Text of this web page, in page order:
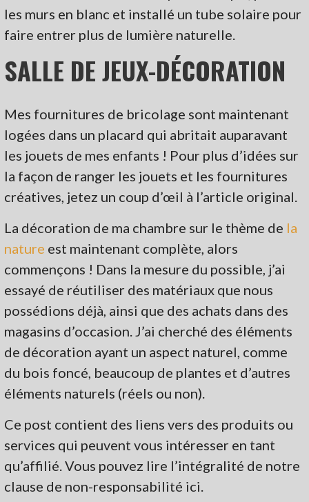
les murs en blanc et installé un tube solaire pour
faire entrer plus de lumière naturelle.
SALLE DE JEUX-DÉCORATION
Mes fournitures de bricolage sont maintenant
logées dans un placard qui abritait auparavant
les jouets de mes enfants ! Pour plus d’idées sur
la façon de ranger les jouets et les fournitures
créatives, jetez un coup d’œil à l’article original.
La décoration de ma chambre sur le thème de la
nature est maintenant complète, alors
commençons ! Dans la mesure du possible, j’ai
essayé de réutiliser des matériaux que nous
possédions déjà, ainsi que des achats dans des
magasins d’occasion. J’ai cherché des éléments
de décoration ayant un aspect naturel, comme
du bois foncé, beaucoup de plantes et d’autres
éléments naturels (réels ou non).
Ce post contient des liens vers des produits ou
services qui peuvent vous intéresser en tant
qu’affilié. Vous pouvez lire l’intégralité de notre
clause de non-responsabilité ici.